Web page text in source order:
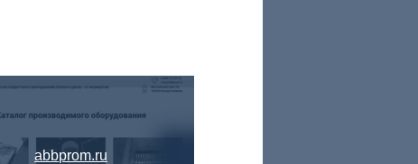
abbprom.ru